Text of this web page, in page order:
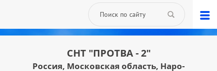
СНТ "ПРОТВА - 2"
Россия, Московская область, Наро-